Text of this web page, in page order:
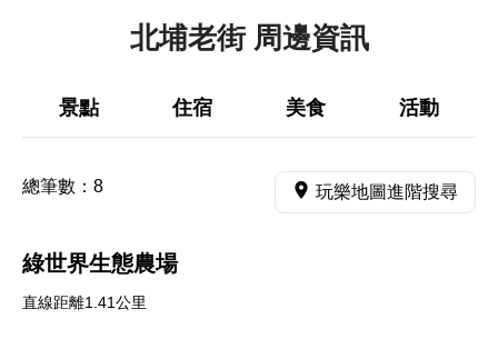
北埔老街 周邊資訊
景點 住宿 美食 活動
總筆數： 8 玩樂地圖進階搜尋
綠世界生態農場
直線距離1.41公里